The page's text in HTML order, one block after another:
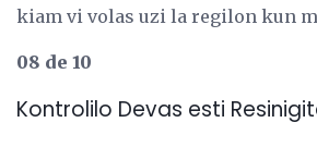
kiam vi volas uzi la regilon kun
08 de 10
Kontrolilo Devas esti